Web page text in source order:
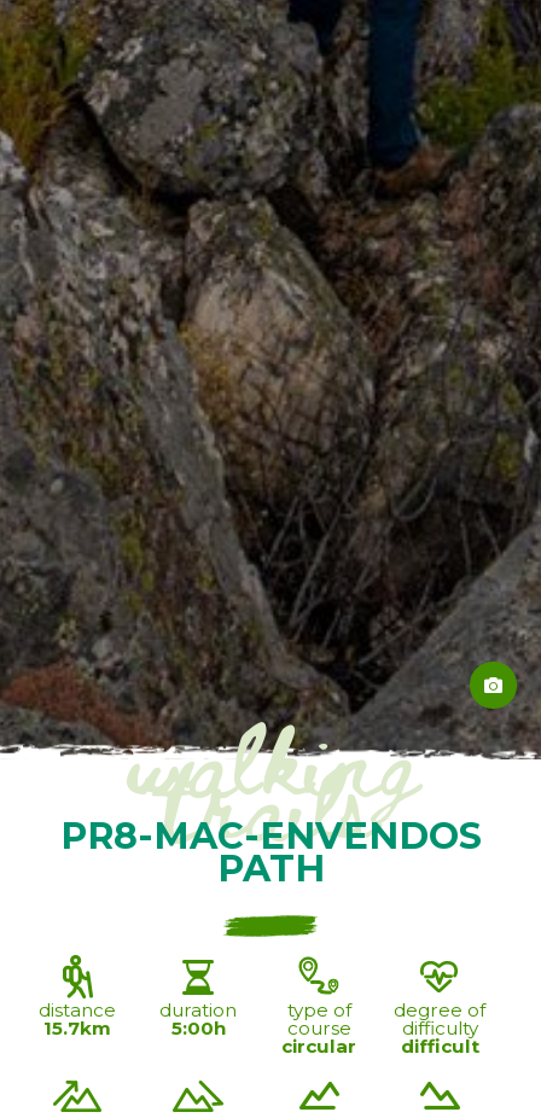
walking
trails
PR8-MAC-ENVENDOS
PATH
distance
15.7km
duration
5:00h
type of
course
circular
degree of
difficulty
difficult